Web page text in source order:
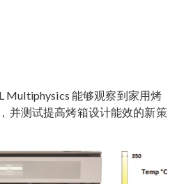
Multiphysics 能够观察到家用烤
并测试提高烤箱设计能效的新策